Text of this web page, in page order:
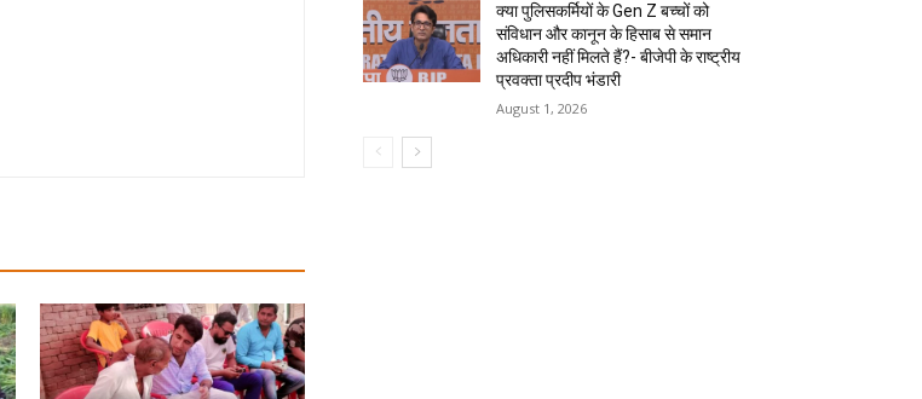
क्या पुलिसकर्मियों के Gen Z बच्चों को
संविधान और कानून के हिसाब से समान
अधिकारी नहीं मिलते हैं?- बीजेपी के राष्ट्रीय
प्रवक्ता प्रदीप भंडारी
August 1, 2026